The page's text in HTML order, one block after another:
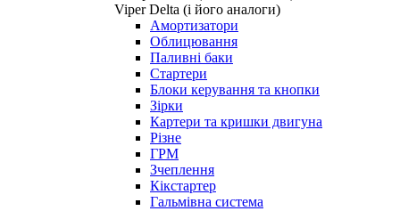
Viper Delta (і його аналоги)
Амортизатори
Облицювання
Паливні баки
Стартери
Блоки керування та кнопки
Зірки
Картери та кришки двигуна
Різне
ГРМ
Зчеплення
Кікстартер
Гальмівна система